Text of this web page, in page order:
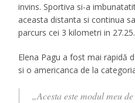
invins. Sportiva si-a
aceasta distanta si continua
parcurs cei 3 kilometri in
Elena Pagu a fost mai rapidă
si o americanca de la
„Acesta este modul meu